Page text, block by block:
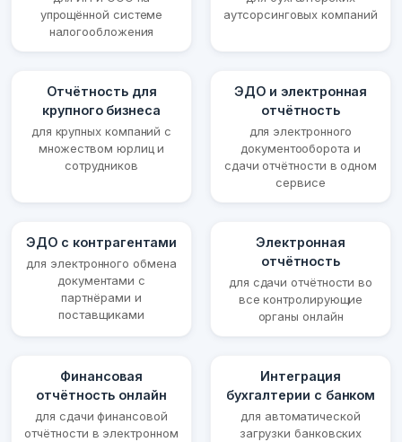
упрощённой системе
налогообложения
аутсорсинговых компаний
Отчётность для
крупного бизнеса
для крупных компаний с
множеством юрлиц и
сотрудников
ЭДО и электронная
отчётность
для электронного
документооборота и
сдачи отчётности в одном
сервисе
ЭДО с контрагентами
для электронного обмена
документами с
партнёрами и
поставщиками
Электронная
отчётность
для сдачи отчётности во
все контролирующие
органы онлайн
Финансовая
отчётность онлайн
для сдачи финансовой
отчётности в электронном
Интеграция
бухгалтерии с банком
для автоматической
загрузки банковских